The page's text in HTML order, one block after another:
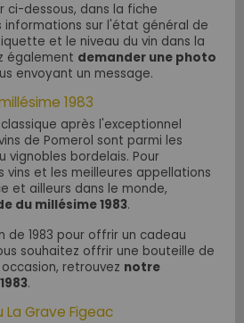
ci-dessous, dans la fiche
informations sur l'état général de
et le niveau du vin dans la
également demander une photo
envoyant un message.
1983
après l'exceptionnel
de Pomerol sont parmi les
vignobles bordelais. Pour
vins et les meilleures appellations
et ailleurs dans le monde,
du millésime 1983.
de 1983 pour offrir un cadeau
souhaitez offrir une bouteille de
retrouvez notre
.
Grave Figeac